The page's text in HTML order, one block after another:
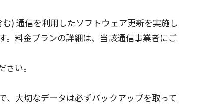
む)通信を利用 したソフトウェア更新を実施 し
料金プランの詳細は、 当該通信事業者にご
さい。
大切なデータは必ずバックアップを取って